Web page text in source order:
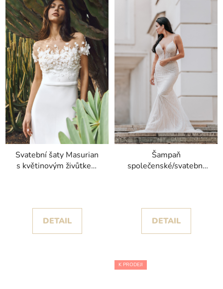
Svatební šaty Masurian
s květinovým živůtkem
DETAIL
Šampaň
společenské/svatební
DETAIL
K PRODEJI